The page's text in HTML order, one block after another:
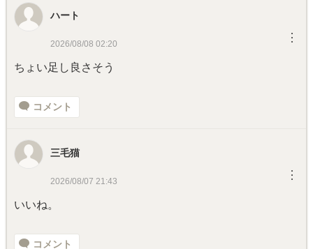
ハート
2026/08/08 02:20 ︙
ちょい足し良さそう
コメント
三毛猫
2026/08/07 21:43 ︙
いいね。
コメント